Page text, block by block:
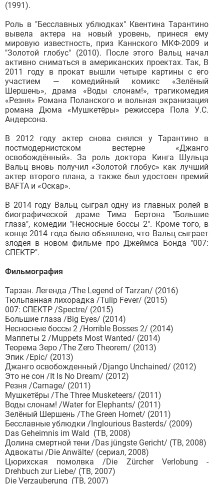
(1991).
Роль в "Бесславных ублюдках" Квентина Тарантино
вывела актера на новый уровень, принеся ему
мировую известность, приз Каннского МКФ-2009 и
"Золотой глобус" (2010). После этого Вальц начал
активно сниматься в американских проектах. Так, В
2011 году в прокат вышли четыре картины с его
участием — комедийный комикс «Зелёный
Шершень», драма «Воды слонам!», трагикомедия
«Резня» Романа Поланского и вольная экранизация
романа Дюма «Мушкетёры» режиссера Пола У.С.
Андерсона.
В 2012 году актер снова снялся у Тарантино в
постмодернистском вестерне «Джанго
освобождённый». За роль доктора Кинга Шульца
Вальц вновь получил «Золотой глобус» как лучший
актер второго плана, а также был удостоен премий
BAFTA и «Оскар».
В 2014 году Вальц сыграл одну из главных ролей в
биографической драме Тима Бертона "Большие
глаза", комедии "Несносные боссы 2". Кроме того, в
конце 2014 года было объявлено, что Вальц сыграет
злодея в новом фильме про Джеймса Бонда "007:
СПЕКТР".
Фильмография
Тарзан. Легенда /The Legend of Tarzan/ (2016)
Тюльпанная лихорадка /Tulip Fever/ (2015)
007: СПЕКТР /Spectre/ (2015)
Большие глаза /Big Eyes/ (2014)
Несносные боссы 2 /Horrible Bosses 2/ (2014)
Маппеты 2 /Muppets Most Wanted/ (2014)
Теорема Зеро /The Zero Theorem/ (2013)
Эпик /Epic/ (2013)
Джанго освобожденный /Django Unchained/ (2012)
Это не сон /It Is No Dream/ (2012)
Резня /Carnage/ (2011)
Мушкетёры /The Three Musketeers/ (2011)
Воды слонам! /Water for Elephants/ (2011)
Зелёный Шершень /The Green Hornet/ (2011)
Бесславные ублюдки /Inglourious Basterds/ (2009)
Das Geheimnis im Wald (ТВ, 2008)
Долина смертной тени /Das jüngste Gericht/ (ТВ, 2008)
Адвокаты /Die Anwälte/ (сериал, 2008)
Цюрихская помолвка /Die Zürcher Verlobung -
Drehbuch zur Liebe/ (ТВ, 2007)
Die Verzauberung (ТВ, 2007)